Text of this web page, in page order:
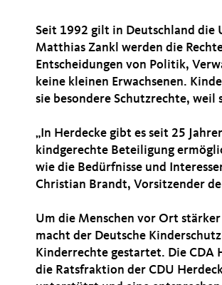
Seit 1992 gilt in Deutschland die
Matthias Zankl werden die
Entscheidungen von Politik,
keine kleinen Erwachsenen.
sie besondere Schutzrechte, weil
In Herdecke gibt es seit 25
kindgerechte Beteiligung
wie die Bedürfnisse und
Christian Brandt, Vorsitzender
Um die Menschen vor Ort
macht der Deutsche
Kinderrechte gestartet. Die CDA
die Ratsfraktion der CDU